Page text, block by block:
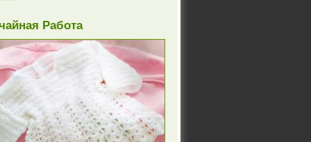
Работа